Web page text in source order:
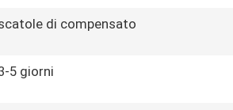
di compensato
5 giorni